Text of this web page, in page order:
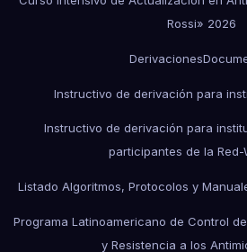
Rossi» 2026
Derivaciones
Instructivo de derivación para
Instructivo de derivación para
participantes de la Red-
Listado Algoritmos, Protocolos y
Programa Latinoamericano de Control
y Resistencia a los